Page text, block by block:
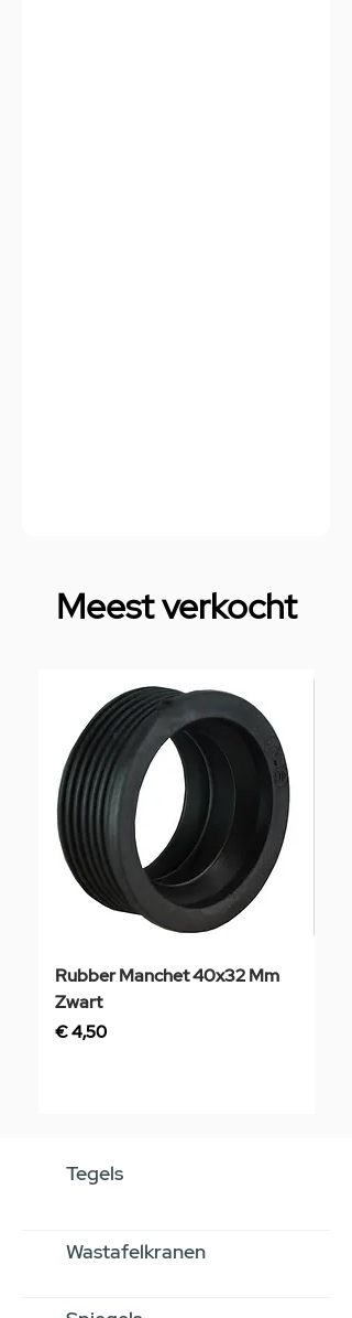
Meest verkocht
Rubber Manchet 40x32 Mm
Zwart
Prijs
€ 4,50
Tegels
Wastafelkranen